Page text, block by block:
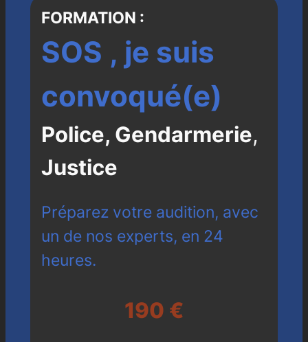
FORMATION :
SOS , je suis
convoqué(e)
Police, Gendarmerie,
Justice
Préparez votre audition, avec
un de nos experts, en 24
heures.
190 €